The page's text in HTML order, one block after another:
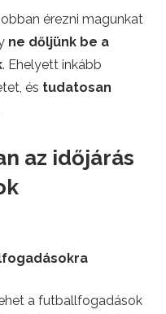
érezni magunkat
ne dőljünk be a
. Ehelyett inkább
és tudatosan
az időjárás
a futballfogadások